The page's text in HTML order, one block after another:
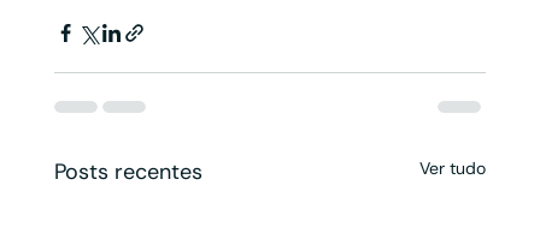
Posts recentes Ver tudo